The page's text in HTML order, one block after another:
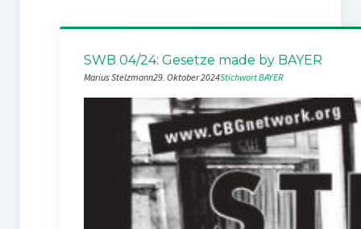
SWB 04/24: Gesetze made by BAYER
Marius Stelzmann29. Oktober 2024Stichwort BAYER